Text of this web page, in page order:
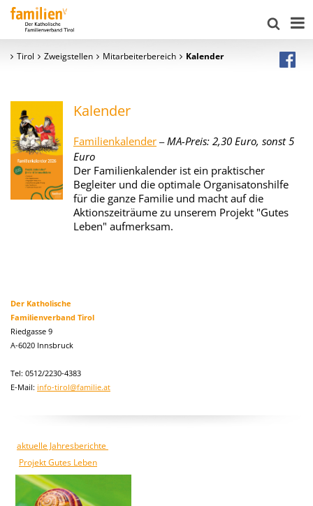
Tirol Zweigstellen Mitarbeiterbereich Kalender
Kalender
Familienkalender – MA-Preis: 2,30 Euro, sonst 5
Euro
Der Familienkalender ist ein praktischer
Begleiter und die optimale Organisatonshilfe
für die ganze Familie und macht auf die
Aktionszeiträume zu unserem Projekt "Gutes
Leben" aufmerksam.
Der Katholische
Familienverband Tirol
Riedgasse 9
A-6020 Innsbruck
Tel: 0512/2230-4383
E-Mail: info-tirol@familie.at
aktuelle Jahresberichte
Projekt Gutes Leben